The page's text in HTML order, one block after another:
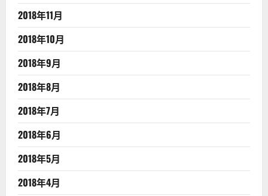
2018年11月
2018年10月
2018年9月
2018年8月
2018年7月
2018年6月
2018年5月
2018年4月